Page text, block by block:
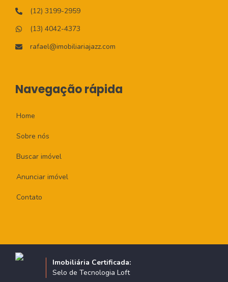
(12) 3199-2959
(13) 4042-4373
rafael@imobiliariajazz.com
Navegação rápida
Home
Sobre nós
Buscar imóvel
Anunciar imóvel
Contato
Imobiliária Certificada:
Selo de Tecnologia Loft